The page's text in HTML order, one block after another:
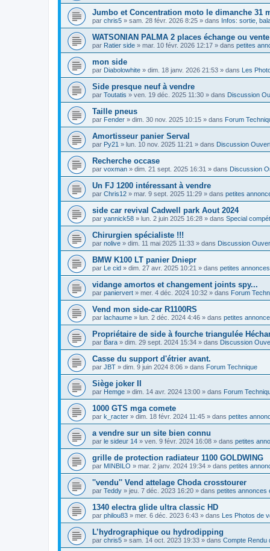
Jumbo et Concentration moto le dimanche 31
par chris5 » sam. 28 févr. 2026 8:25 » dans Infos: sortie,
WATSONIAN PALMA 2 places échange ou vente
par Ratier side » mar. 10 févr. 2026 12:17 » dans petites
mon side
par Diabolowhite » dim. 18 janv. 2026 21:53 » dans Les
Side presque neuf à vendre
par Toutatis » ven. 19 déc. 2025 11:30 » dans Discussion
Taille pneus
par Fender » dim. 30 nov. 2025 10:15 » dans Forum
Amortisseur panier Serval
par Py21 » lun. 10 nov. 2025 11:21 » dans Discussion
Recherche occase
par voxman » dim. 21 sept. 2025 16:31 » dans Discussion
Un FJ 1200 intéressant à vendre
par Chris12 » mar. 9 sept. 2025 11:29 » dans petites
side car revival Cadwell park Aout 2024
par yannick58 » lun. 2 juin 2025 16:28 » dans Special
Chirurgien spécialiste !!!
par nolive » dim. 11 mai 2025 11:33 » dans Discussion
BMW K100 LT panier Dniepr
par Le cid » dim. 27 avr. 2025 10:21 » dans petites
vidange amortos et changement joints spy...
par paniervert » mer. 4 déc. 2024 10:32 » dans Forum
Vend mon side-car R1100RS
par lachaume » lun. 2 déc. 2024 4:46 » dans petites
Propriétaire de side à fourche triangulée
par Bara » dim. 29 sept. 2024 15:34 » dans Discussion
Casse du support d'étrier avant.
par JBT » dim. 9 juin 2024 8:06 » dans Forum Technique
Siège joker II
par Hemge » dim. 14 avr. 2024 13:00 » dans Forum
1000 GTS mga comete
par k_racter » dim. 18 févr. 2024 11:45 » dans petites
a vendre sur un site bien connu
par le sideur 14 » ven. 9 févr. 2024 16:08 » dans petites
grille de protection radiateur 1100 GOLDWING
par MINBILO » mar. 2 janv. 2024 19:34 » dans petites
''vendu'' Vend attelage Choda crosstourer
par Teddy » jeu. 7 déc. 2023 16:20 » dans petites annonces
1340 electra glide ultra classic HD
par philou83 » mer. 6 déc. 2023 6:43 » dans Les Photos de
L’hydrographique ou hydrodipping
par chris5 » sam. 14 oct. 2023 19:33 » dans Compte Rendu